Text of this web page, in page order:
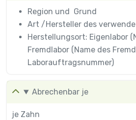
Region und Grund
Art /Hersteller des
Herstellungsort: Eigenlabor
Fremdlabor (Name des
Laborauftragsnummer)
Abrechenbar je
je Zahn